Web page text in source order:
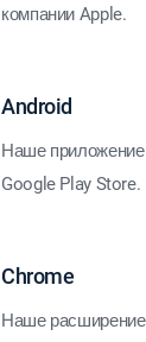
компании Apple.
Android
Наше
Google Play Store.
Chrome
Наше